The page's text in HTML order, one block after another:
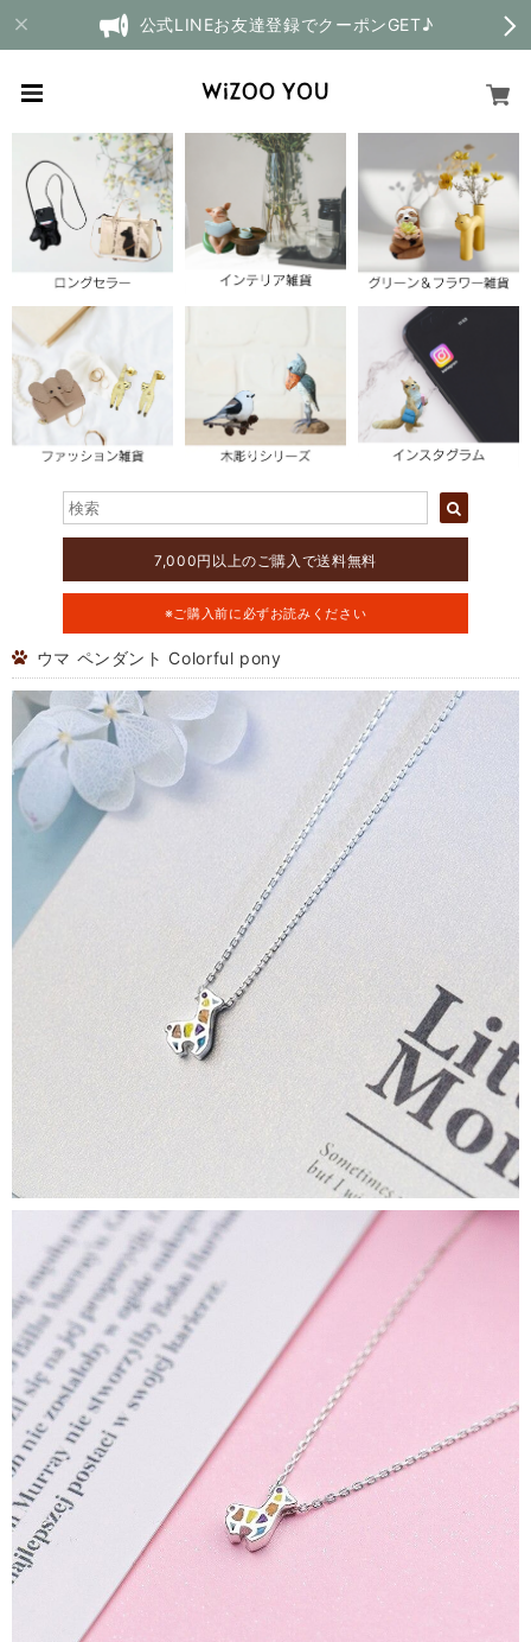
公式LINEお友達登録でクーポンGET♪
7,000円以上のご購入で送料無料
※ご購入前に必ずお読みください
ウマ ペンダント Colorful pony